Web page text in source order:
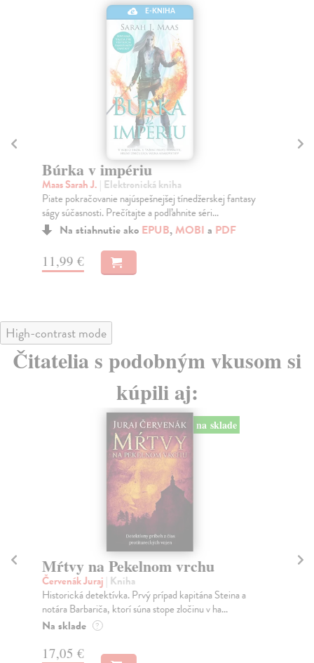
E-KNIHA
Búrka v impériu
Maas Sarah J. | Elektronická kniha
Piate pokračovanie najúspešnejšej tínedžerskej fantasy
ságy súčasnosti. Prečítajte a podľahnite séri...
Na stiahnutie ako EPUB,MOBI a PDF
11,99 €
High-contrast mode
Čitatelia s podobným vkusom si
kúpili aj:
na sklade
Mŕtvy na Pekelnom vrchu
Červenák Juraj | Kniha
Historická detektívka. Prvý prípad kapitána Steina a
notára Barbariča, ktorí súna stope zločinu v ha...
Na sklade ?
17,05 €